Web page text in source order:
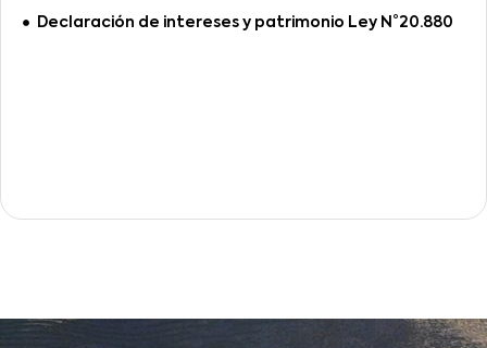
Declaración de intereses y patrimonio Ley N°20.880